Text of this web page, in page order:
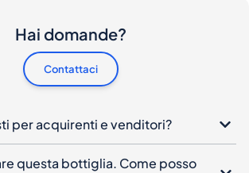
Hai domande?
Contattaci
per acquirenti e venditori?
questa bottiglia. Come posso